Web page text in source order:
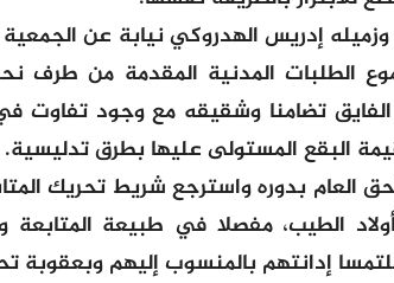
وزميله إدريس الهدروكي نيابة عن الجمعية
تضامنا وشقيقه مع وجود تفاوت
البقع المستولى عليها بطرق تدليسية.
العام بدوره واسترجع شريط تحريك
الطيب، مفصلا في طبيعة المتابعة
إدانتهم بالمنسوب إليهم وبعقوبة